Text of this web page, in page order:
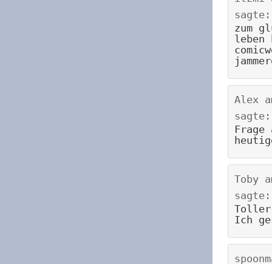
sagte:
zum
leben
Alex
sagte:
Frage
Toby
sagte:
Ich